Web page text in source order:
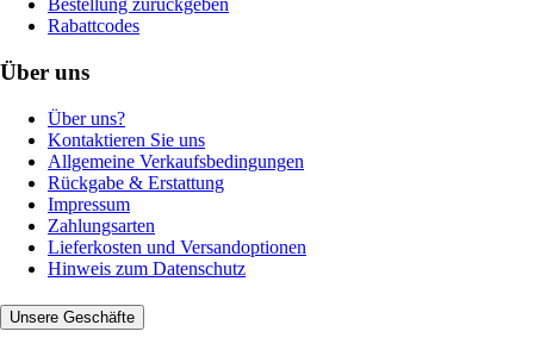
Bestellung zurückgeben
Rabattcodes
Über uns
Über uns?
Kontaktieren Sie uns
Allgemeine Verkaufsbedingungen
Rückgabe & Erstattung
Impressum
Zahlungsarten
Lieferkosten und Versandoptionen
Hinweis zum Datenschutz
Unsere Geschäfte